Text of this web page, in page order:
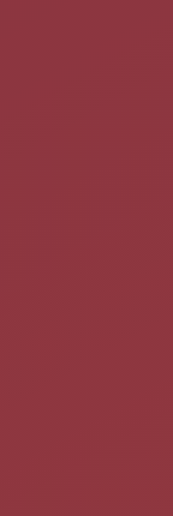
comme nous
et l'adresse
interface
admin.ubuntu-
; Refresh
; Retry
; Expire
; Negative Cache